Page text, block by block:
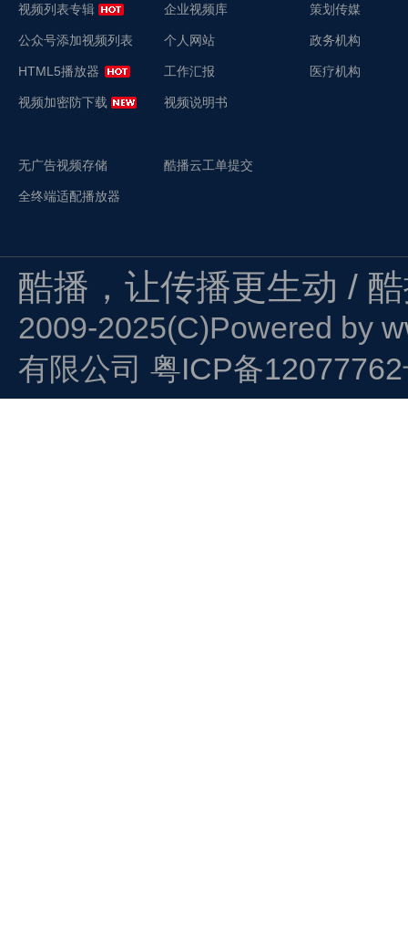
视频列表专辑
公众号添加视频列表
HTML5播放器
视频加密防下载
无广告视频存储
全终端适配播放器
企业视频库
个人网站
工作汇报
视频说明书
酷播云工单提交
策划传媒
政务机构
医疗机构
酷播，让传播更生动 /
2009-2025(C)Powered by
有限公司 粤ICP备